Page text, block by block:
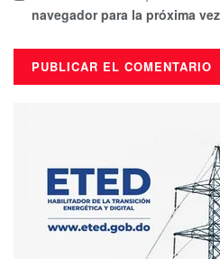
navegador para la próxima